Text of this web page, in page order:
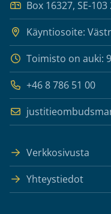
Box 16327, SE-
Käyntiosoite:
Toimisto on auki:
+46 8 786 51 00
Verkkosivusta
Yhteystiedot